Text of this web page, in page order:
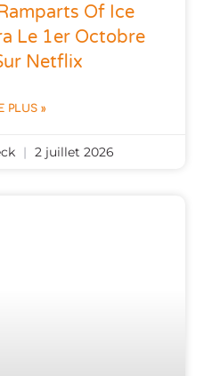
Of Ice
Le 1er Octobre
Netflix
PLUS »
2 juillet 2026